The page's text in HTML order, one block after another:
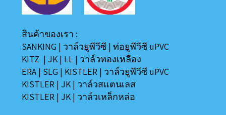
สินค้าของเรา :
SANKING | วาล์วยูพีวีซี |ท่อยูพีวีซี uPVC
KITZ | JK | LL | วาล์วทองเหลือง
ERA | SLG | KISTLER | วาล์วยูพีวีซี uPVC
KISTLER | JK | วาล์วสแตนเลส
KISTLER | JK | วาล์วเหล็กหล่อ